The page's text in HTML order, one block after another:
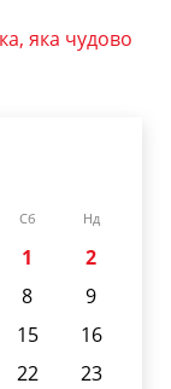
яка чудово
Сб Нд
1
2
8
9
15
16
22
23